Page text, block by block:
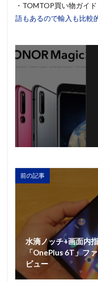
・TOMTOP買い物ガイド
語もあるので輸入も比較
前の記事
水滴ノッチ+画面内
「OnePlus 6T」フ
ビュー